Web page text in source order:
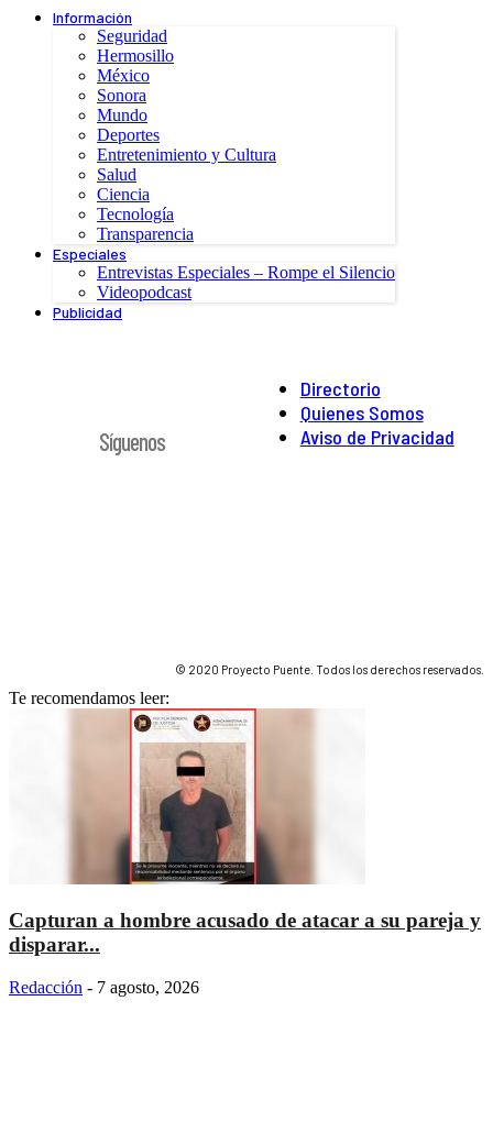
Información
Seguridad
Hermosillo
México
Sonora
Mundo
Deportes
Entretenimiento y Cultura
Salud
Ciencia
Tecnología
Transparencia
Especiales
Entrevistas Especiales – Rompe el Silencio
Videopodcast
Publicidad
Directorio
Quienes Somos
Aviso de Privacidad
Síguenos
© 2020 Proyecto Puente. Todos los derechos reservados.
Te recomendamos leer:
Capturan a hombre acusado de atacar a su pareja y
disparar...
Redacción - 7 agosto, 2026